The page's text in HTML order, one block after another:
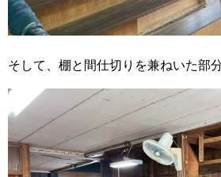
そして、棚と間仕切りを兼ねいた部